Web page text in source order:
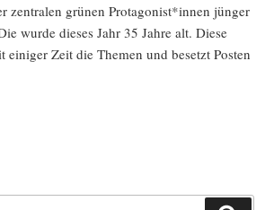
zen­tra­len grü­nen Protagonist*innen jün­ger
wur­de die­ses Jahr 35 Jah­re alt. Die­se
eini­ger Zeit die The­men und besetzt Pos­ten